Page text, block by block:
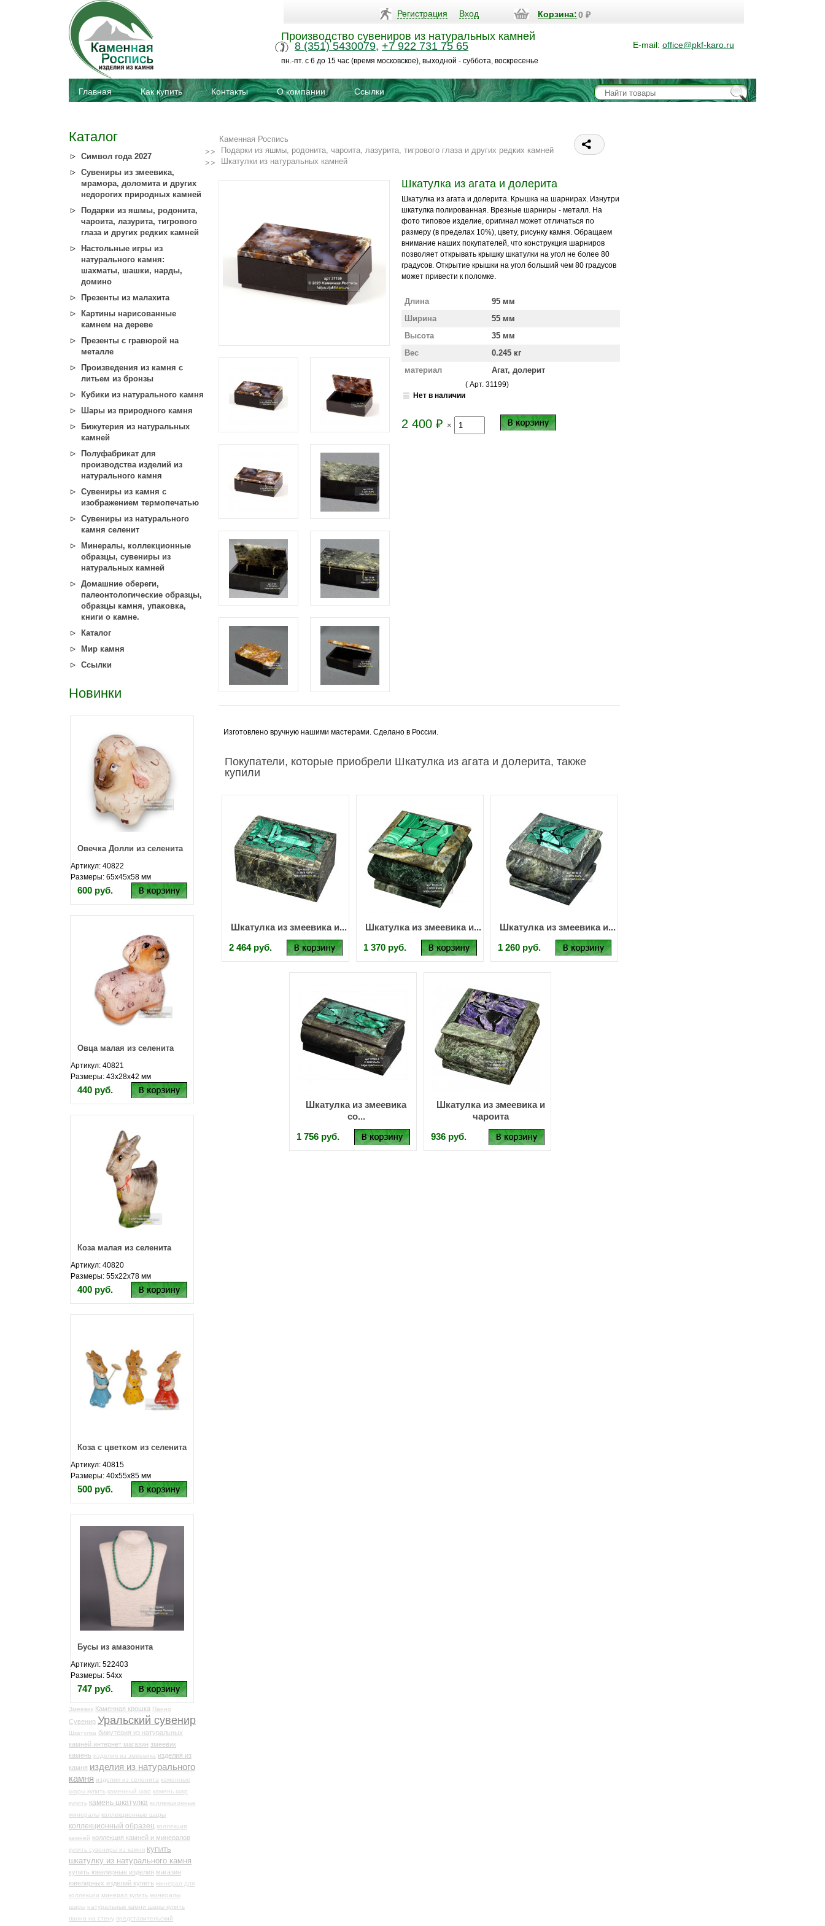
Регистрация Вход Корзина:0 ₽
Производство сувениров из натуральных камней
8 (351) 5430079, +7 922 731 75 65
пн.-пт. с 6 до 15 час (время московское), выходной - суббота, воскресенье
E-mail: office@pkf-karo.ru
Главная Как купить Контакты О компании Ссылки
Каталог
Символ года 2027
Сувениры из змеевика,
мрамора, доломита и других
недорогих природных камней
Подарки из яшмы, родонита,
чароита, лазурита, тигрового
глаза и других редких камней
Настольные игры из
натурального камня:
шахматы, шашки, нарды,
домино
Презенты из малахита
Картины нарисованные
камнем на дереве
Презенты с гравюрой на
металле
Произведения из камня с
литьем из бронзы
Кубики из натурального камня
Шары из природного камня
Бижутерия из натуральных
камней
Полуфабрикат для
производства изделий из
натурального камня
Сувениры из камня с
изображением термопечатью
Сувениры из натурального
камня селенит
Минералы, коллекционные
образцы, сувениры из
натуральных камней
Домашние обереги,
палеонтологические образцы,
образцы камня, упаковка,
книги о камне.
Каталог
Мир камня
Ссылки
Новинки
Овечка Долли из селенита
Артикул: 40822
Размеры: 65х45х58 мм
600 руб.
Овца малая из селенита
Артикул: 40821
Размеры: 43х28х42 мм
440 руб.
Коза малая из селенита
Артикул: 40820
Размеры: 55х22х78 мм
400 руб.
Коза с цветком из селенита
Артикул: 40815
Размеры: 40х55х85 мм
500 руб.
Бусы из амазонита
Артикул: 522403
Размеры: 54хх
747 руб.
Змеевик Каменная крошка Панно
Сувенир Уральский сувенир
Шкатулка бижутерия из натуральных
камней интернет магазин змеевик
камень изделия из змеевика изделия из
камня изделия из натурального
камня изделия из селенита каменные
шары купить каменный шар камень шар
купить камень шкатулка коллекционные
минералы коллекционные шары
коллекционный образец коллекция
камней коллекция камней и минералов
купить сувениры из камня купить
шкатулку из натурального камня
купить ювелирные изделия магазин
ювелирных изделий купить минерал для
коллекции минерал купить минералы
шары натуральные камни шары купить
панно на стену представительский
Каменная Роспись
Подарки из яшмы, родонита, чароита, лазурита, тигрового глаза и других редких камней
Шкатулки из натуральных камней
Шкатулка из агата и долерита
Шкатулка из агата и долерита. Крышка на шарнирах. Изнутри
шкатулка полированная. Врезные шарниры - металл. На
фото типовое изделие, оригинал может отличаться по
размеру (в пределах 10%), цвету, рисунку камня. Обращаем
внимание наших покупателей, что конструкция шарниров
позволяет открывать крышку шкатулки на угол не более 80
градусов. Открытие крышки на угол больший чем 80 градусов
может привести к поломке.
Длина
95 мм
Ширина
55 мм
Высота
35 мм
Вес
0.245 кг
материал
Агат, долерит
( Арт. 31199)
Нет в наличии
2 400 ₽ ×
Изготовлено вручную нашими мастерами. Сделано в России.
Покупатели, которые приобрели Шкатулка из агата и долерита, также
купили
Шкатулка из змеевика и...
2 464 руб.
Шкатулка из змеевика и...
1 370 руб.
Шкатулка из змеевика и...
1 260 руб.
Шкатулка из змеевика
со...
1 756 руб.
Шкатулка из змеевика и
чароита
936 руб.